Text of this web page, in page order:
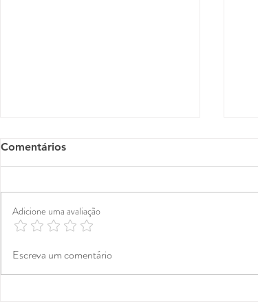
Como criar um fluxo
Comentários
Adicione uma avaliação
Escreva um comentário